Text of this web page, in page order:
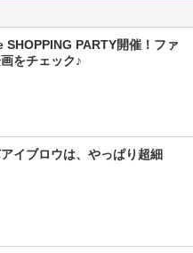
SHOPPING PARTY開催！ファ
をチェック♪
イブロウは、やっぱり超細